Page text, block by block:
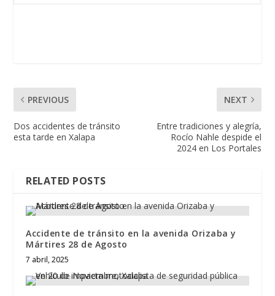
PREVIOUS
Dos accidentes de tránsito
esta tarde en Xalapa
NEXT
Entre tradiciones y alegría,
Rocío Nahle despide el
2024 en Los Portales
RELATED POSTS
Accidente de tránsito en la avenida Orizaba y
Mártires 28 de Agosto
7 abril, 2025